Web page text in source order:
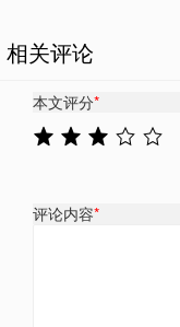
相关评论
本文评分*
评论内容*